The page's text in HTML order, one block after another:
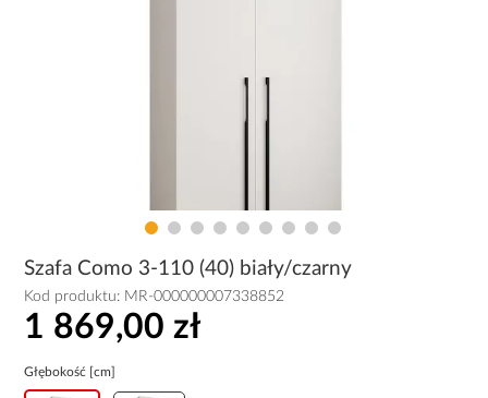
Szafa Como 3-110 (40) biały/czarny
Kod produktu: MR-000000007338852
1 869,00 zł
Głębokość [cm]